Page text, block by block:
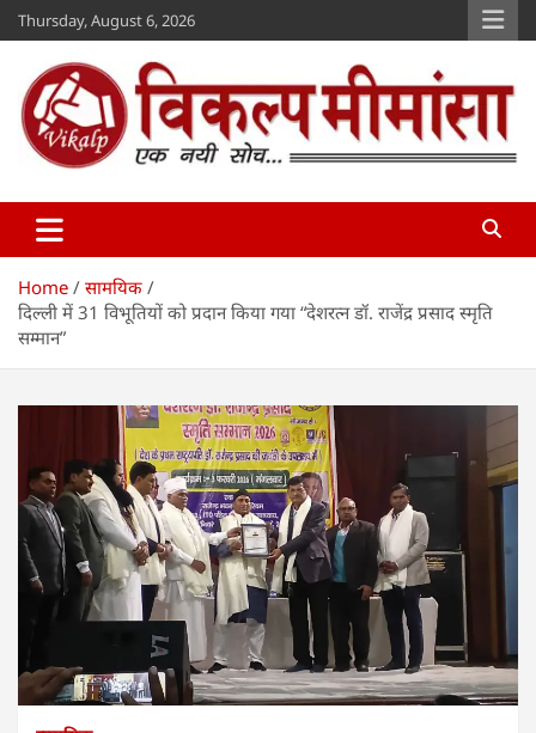
Skip
to
content
Thursday, August 6, 2026
Vikalp Mimansa
Home
सामयिक
दिल्ली में 31 विभूतियों को प्रदान किया गया “देशरत्न डॉ. राजेंद्र प्रसाद स्मृति
सम्मान”